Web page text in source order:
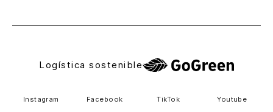
Logística sostenible
Instagram Facebook TikTok Youtube